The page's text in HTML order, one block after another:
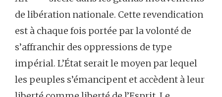
de libération nationale. Cette revendication
est à chaque fois portée par la volonté de
s’affranchir des oppressions de type
impérial. L’État serait le moyen par lequel
les peuples s’émancipent et accèdent à leur